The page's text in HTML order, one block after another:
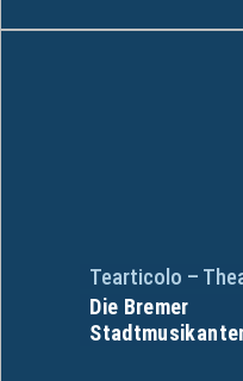
Tearticolo –
Die Bremer